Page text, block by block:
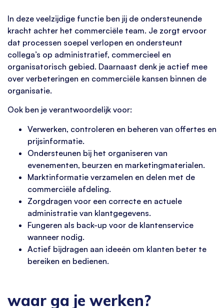
In deze veelzijdige functie ben jij de ondersteunende
kracht achter het commerciële team. Je zorgt ervoor
dat processen soepel verlopen en ondersteunt
collega’s op administratief, commercieel en
organisatorisch gebied. Daarnaast denk je actief mee
over verbeteringen en commerciële kansen binnen de
organisatie.
Ook ben je verantwoordelijk voor:
Verwerken, controleren en beheren van offertes en
prijsinformatie.
Ondersteunen bij het organiseren van
evenementen, beurzen en marketingmaterialen.
Marktinformatie verzamelen en delen met de
commerciële afdeling.
Zorgdragen voor een correcte en actuele
administratie van klantgegevens.
Fungeren als back-up voor de klantenservice
wanneer nodig.
Actief bijdragen aan ideeën om klanten beter te
bereiken en bedienen.
waar ga je werken?